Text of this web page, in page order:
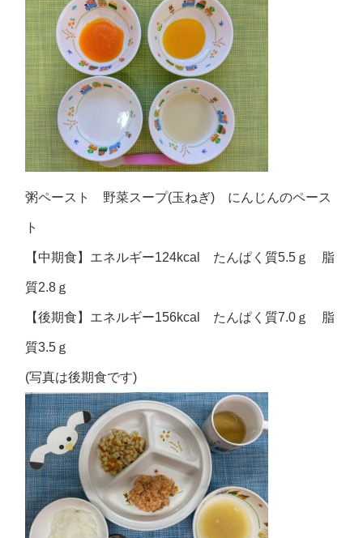
粥ペースト 野菜スープ(玉ねぎ) にんじんのペース
ト
【中期食】エネルギー124kcal たんぱく質5.5ｇ 脂
質2.8ｇ
【後期食】エネルギー156kcal たんぱく質7.0ｇ 脂
質3.5ｇ
(写真は後期食です)